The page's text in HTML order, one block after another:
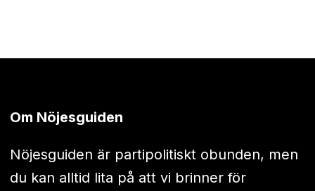
Om Nöjesguiden
Nöjesguiden är partipolitiskt obunden, men
du kan alltid lita på att vi brinner för